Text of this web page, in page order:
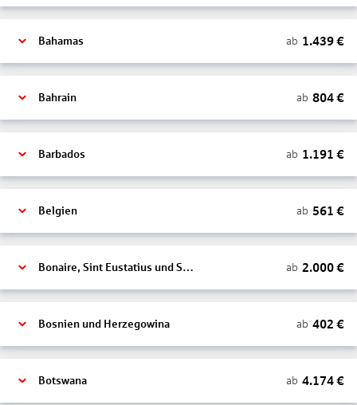
Bahamas ab 1.439€
Bahrain ab 804€
Barbados ab 1.191 €
Belgien ab 561 €
Bonaire, Sint Eustatius und Saba ab 2.000€
Bosnien und Herzegowina ab 402 €
Botswana ab 4.174€